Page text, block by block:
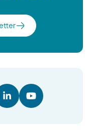
Linkedin (nouvelle
Youtube